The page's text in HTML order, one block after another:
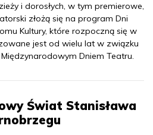
i dorosłych, w tym premierowe,
złożą się na program Dni
Kultury, które rozpoczną się w
jest od wielu lat w związku
Dniem Teatru.
Świat Stanisława